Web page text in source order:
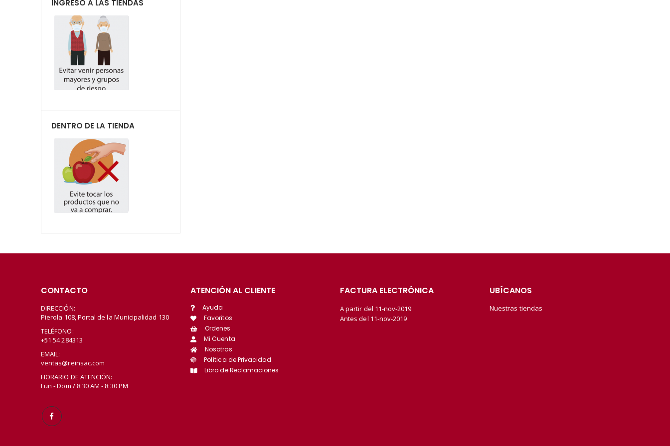
INGRESO A LAS TIENDAS
DENTRO DE LA TIENDA
CONTACTO
DIRECCIÓN:
Pierola 108, Portal de la Municipalidad 130
TELÉFONO:
+51 54 284313
EMAIL:
ventas@reinsac.com
HORARIO DE ATENCIÓN:
Lun - Dom / 8:30 AM - 8:30 PM
ATENCIÓN AL CLIENTE
Ayuda
Favoritos
Ordenes
Mi Cuenta
Nosotros
Política de Privacidad
Libro de Reclamaciones
FACTURA ELECTRÓNICA
A partir del 11-nov-2019
Antes del 11-nov-2019
UBÍCANOS
Nuestras tiendas